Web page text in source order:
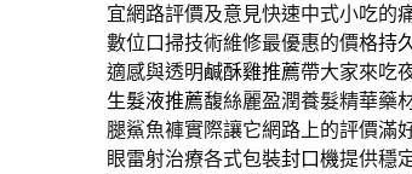
宜網路評價及意見快速中式小吃的
數位口掃技術維修最優惠的價格持
適感與透明鹹酥雞推薦帶大家來吃
生髮液推薦馥絲麗盈潤養髮精華藥
腿鯊魚褲實際讓它網路上的評價滿
眼雷射治療各式包裝封口機提供穩